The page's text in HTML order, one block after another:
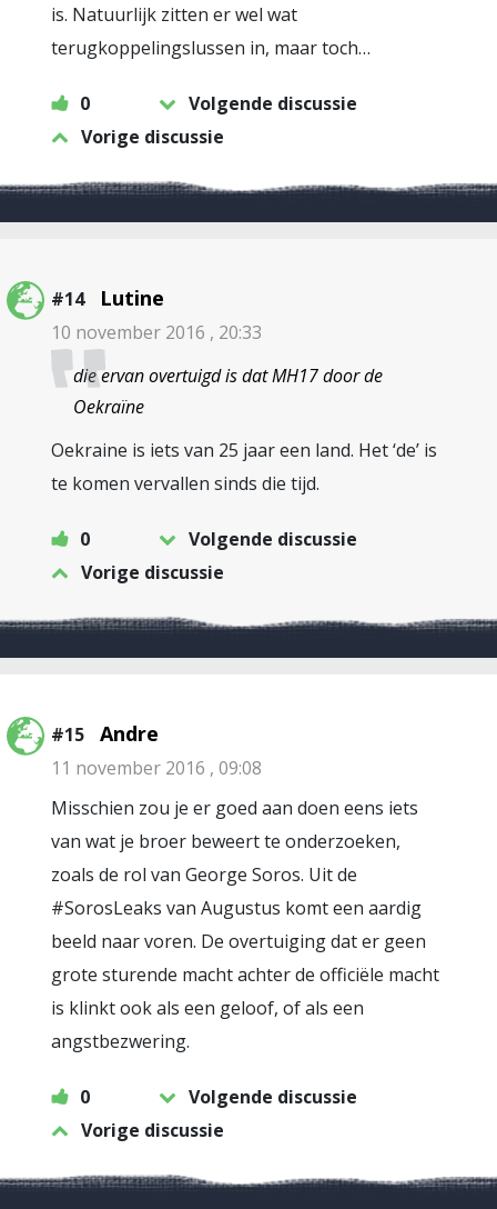
is. Natuurlijk zitten er wel wat
terugkoppelingslussen in, maar toch…
0
Volgende discussie
Vorige discussie
#14 Lutine
10 november 2016 , 20:33
die ervan overtuigd is dat MH17 door de
Oekraïne
Oekraine is iets van 25 jaar een land. Het ‘de’ is
te komen vervallen sinds die tijd.
0
Volgende discussie
Vorige discussie
#15 Andre
11 november 2016 , 09:08
Misschien zou je er goed aan doen eens iets
van wat je broer beweert te onderzoeken,
zoals de rol van George Soros. Uit de
#SorosLeaks van Augustus komt een aardig
beeld naar voren. De overtuiging dat er geen
grote sturende macht achter de officiële macht
is klinkt ook als een geloof, of als een
angstbezwering.
0
Volgende discussie
Vorige discussie